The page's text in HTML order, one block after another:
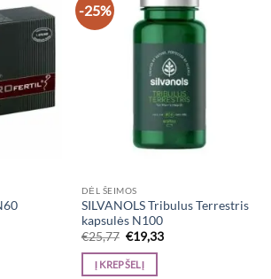
-25%
DĖL ŠEIMOS
SILVANOLS Tribulus Terrestris
kapsulės N100
€25,77 Original
price
was:
€25,77.
€19,33Current
Į KREPŠELĮ